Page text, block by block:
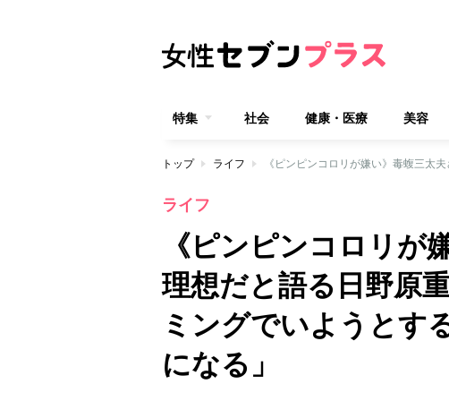
特集 社会 健康・医療 美容
トップ ライフ
ライフ
《ピンピンコロリが
理想だと語る日野原
ミングでいようとす
になる」